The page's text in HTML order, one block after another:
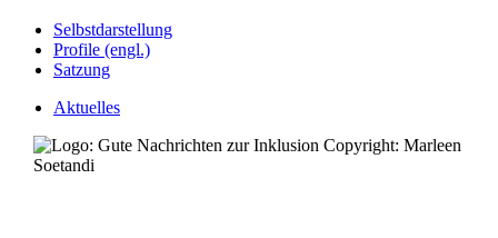
Selbstdarstellung
Profile (engl.)
Satzung
Aktuelles